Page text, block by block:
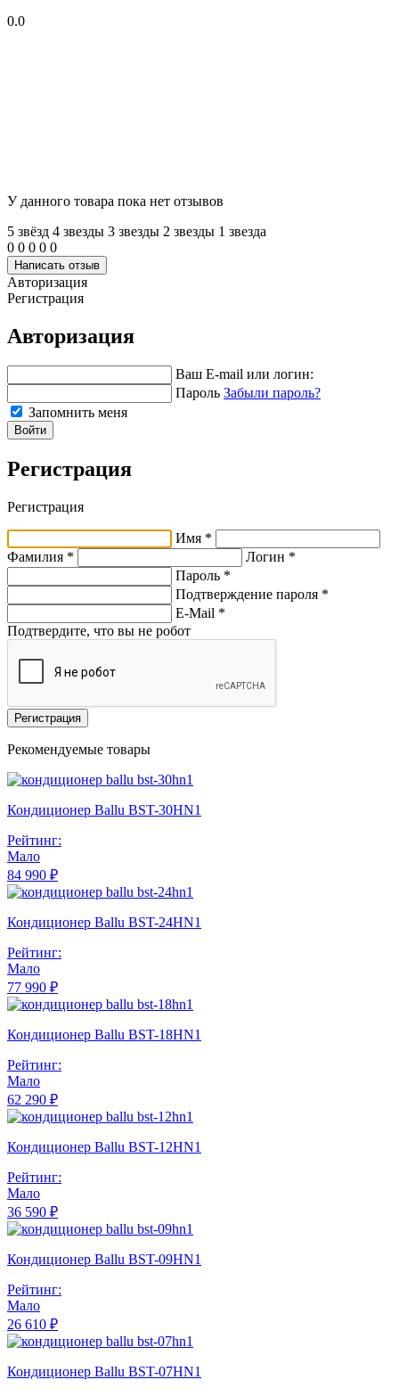
0.0
У данного товара пока нет отзывов
5 звёзд 4 звeзды 3 звeзды 2 звeзды 1 звeзда
0 0 0 0 0
Написать отзыв
Авторизация
Регистрация
Авторизация
Ваш E-mail или логин:
Пароль Забыли пароль?
Запомнить меня
Войти
Регистрация
Регистрация
Имя *
Фамилия *
Логин *
Пароль *
Подтверждение пароля *
E-Mail *
Подтвердите, что вы не робот
Регистрация
Рекомендуемые товары
Кондиционер Ballu BST-30HN1
Рейтинг:
Мало
84 990 ₽
Кондиционер Ballu BST-24HN1
Рейтинг:
Мало
77 990 ₽
Кондиционер Ballu BST-18HN1
Рейтинг:
Мало
62 290 ₽
Кондиционер Ballu BST-12HN1
Рейтинг:
Мало
36 590 ₽
Кондиционер Ballu BST-09HN1
Рейтинг:
Мало
26 610 ₽
Кондиционер Ballu BST-07HN1